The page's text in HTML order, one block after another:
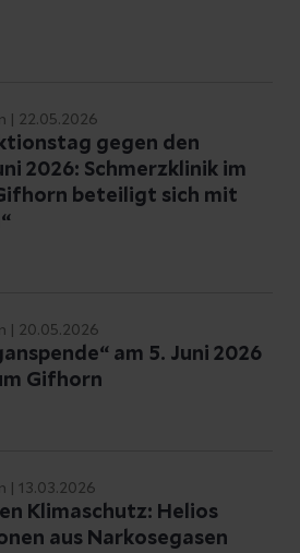
| 22.05.2026
gegen den
2026: Schmerzklinik im
beteiligt sich mit
| 20.05.2026
am 5. Juni 2026
Gifhorn
| 13.03.2026
Klimaschutz: Helios
aus Narkosegasen